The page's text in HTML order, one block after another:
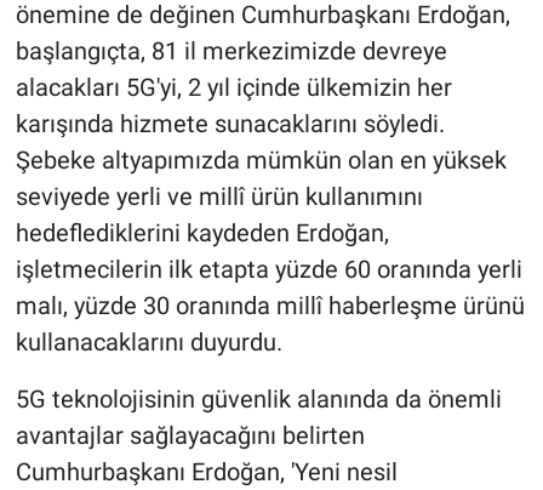
önemine de değinen Cumhurbaşkanı Erdoğan,
başlangıçta, 81 il merkezimizde devreye
alacakları 5G'yi, 2 yıl içinde ülkemizin her
karışında hizmete sunacaklarını söyledi.
Şebeke altyapımızda mümkün olan en yüksek
seviyede yerli ve millî ürün kullanımını
hedeflediklerini kaydeden Erdoğan,
işletmecilerin ilk etapta yüzde 60 oranında yerli
malı, yüzde 30 oranında millî haberleşme ürünü
kullanacaklarını duyurdu.
5G teknolojisinin güvenlik alanında da önemli
avantajlar sağlayacağını belirten
Cumhurbaşkanı Erdoğan, 'Yeni nesil